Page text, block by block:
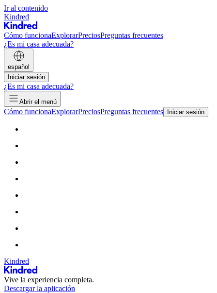
Ir al contenido
Kindred
Cómo funcionaExplorarPreciosPreguntas frecuentes
¿Es mi casa adecuada?
español
Iniciar sesión
¿Es mi casa adecuada?
Abrir el menú
Cómo funcionaExplorarPreciosPreguntas frecuentes Iniciar sesión
Kindred
Vive la experiencia completa.
Descargar la aplicación